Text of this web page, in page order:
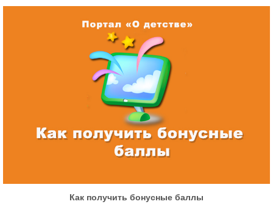
Как участвовать в быстрых конкурсах